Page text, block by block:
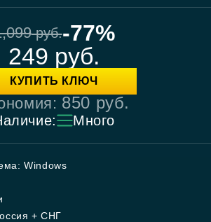
руб.-77%
249 руб.
КУПИТЬ КЛЮЧ
850 руб.
Много
Windows
+ СНГ